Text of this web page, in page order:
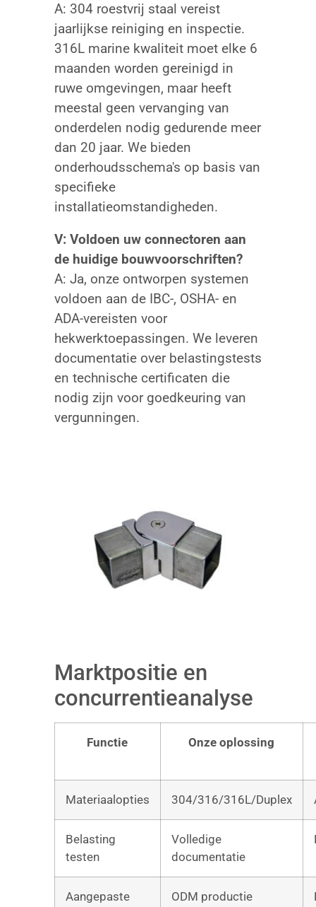
A: 304 roestvrij staal vereist
jaarlijkse reiniging en inspectie.
316L marine kwaliteit moet elke 6
maanden worden gereinigd in
ruwe omgevingen, maar heeft
meestal geen vervanging van
onderdelen nodig gedurende meer
dan 20 jaar. We bieden
onderhoudsschema's op basis van
specifieke
installatieomstandigheden.
V: Voldoen uw connectoren aan
de huidige bouwvoorschriften?
A: Ja, onze ontworpen systemen
voldoen aan de IBC-, OSHA- en
ADA-vereisten voor
hekwerktoepassingen. We leveren
documentatie over belastingstests
en technische certificaten die
nodig zijn voor goedkeuring van
vergunningen.
Marktpositie en
concurrentieanalyse
Functie Onze oplossing
Materiaalopties 304/316/316L/Duplex
Belasting
testen
Volledige
documentatie
Aangepaste
ODM productie